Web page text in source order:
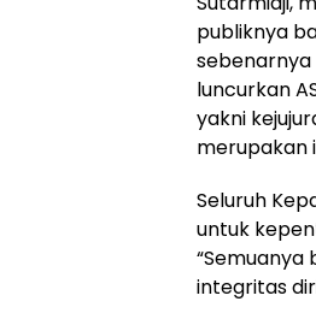
publiknya
sebenarnya
luncurkan
yakni
merupakan
Seluruh
untuk
integritas